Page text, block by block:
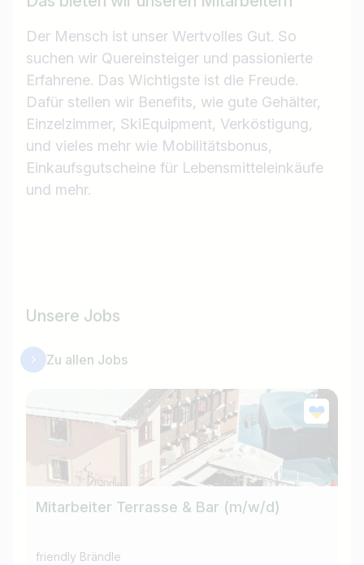
Der Mensch ist unser Wertvolles Gut. So
suchen wir Quereinsteiger und passionierte
Erfahrene. Das Wichtigste ist die Freude.
Dafür stellen wir Benefits, wie gute Gehälter,
Einzelzimmer, SkiEquipment, Verköstigung,
und vieles mehr wie Mobilitätsbonus,
Einkaufsgutscheine für Lebensmitteleinkäufe
und mehr.
Unsere Jobs
Zu allen Jobs
Mitarbeiter Terrasse & Bar (m/w/d)
friendly Brändle
z.B. Österreich
Land / Bundesland
Jobs finden